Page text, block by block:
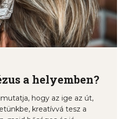
a helyemben?
hogy az ige az út,
kreatívvá tesz a